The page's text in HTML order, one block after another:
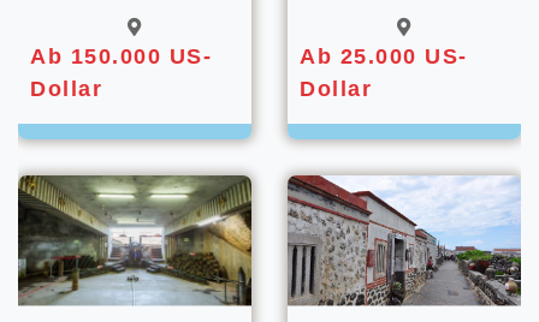
schöne Nyingchi und
die beeindruckende
tibetische Landschaft
entlang der Qinghai-
Ab 150.000 US-
Dollar
Seilbahnfahrt zu den
Ba Na Hills, Zugfahrt
über die Buddha-
Hand-Brücke,
Bambusfässern zur
Nachttour durch die
Altstadt von Hoi An
mit Laternen
Ab 25.000 US-
Dollar